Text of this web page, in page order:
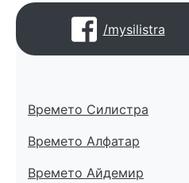
/mysilistra
Времето Силистра
Времето Алфатар
Времето Айдемир